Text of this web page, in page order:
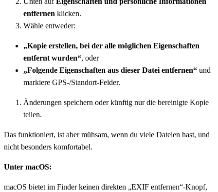
entfernen klicken.
Wähle entweder:
„Kopie erstellen, bei der alle möglichen Eigenschaften
entfernt wurden“, oder
„Folgende Eigenschaften aus dieser Datei entfernen“ und
markiere GPS-/Standort-Felder.
Änderungen speichern oder künftig nur die bereinigte Kopie
teilen.
Das funktioniert, ist aber mühsam, wenn du viele Dateien hast, und
nicht besonders komfortabel.
Unter macOS:
macOS bietet im Finder keinen direkten „EXIF entfernen“-Knopf,